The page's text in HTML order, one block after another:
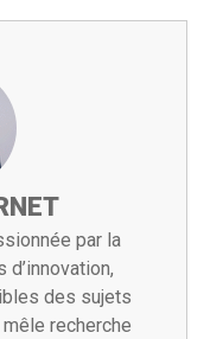
par la
des sujets
recherche